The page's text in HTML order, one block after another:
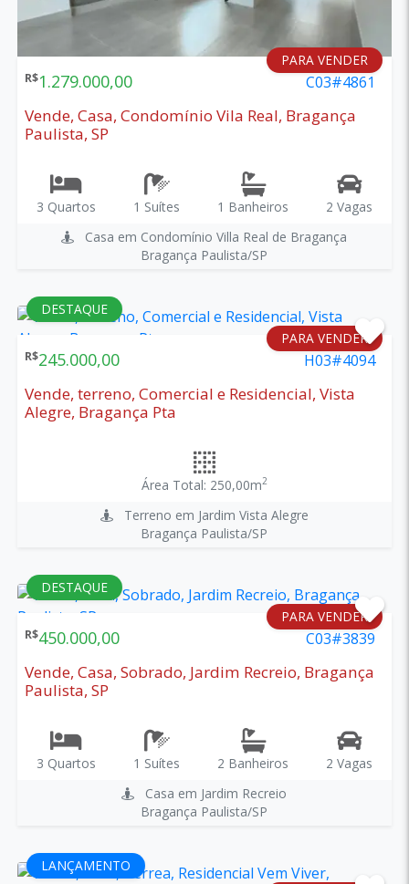
PARA VENDER
R$1.279.000,00 C03#4861
Vende, Casa, Condomínio Vila Real, Bragança
Paulista, SP
3 Quartos 1 Suítes 1 Banheiros
2 Vagas
Casa em Condomínio Villa Real de Bragança
Bragança Paulista/SP
DESTAQUE
PARA VENDER
R$245.000,00 H03#4094
Vende, terreno, Comercial e Residencial, Vista
Alegre, Bragança Pta
Área Total: 250,00m2
Terreno em Jardim Vista Alegre
Bragança Paulista/SP
DESTAQUE
PARA VENDER
R$450.000,00 C03#3839
Vende, Casa, Sobrado, Jardim Recreio, Bragança
Paulista, SP
3 Quartos 1 Suítes 2 Banheiros
2 Vagas
Casa em Jardim Recreio
Bragança Paulista/SP
LANÇAMENTO